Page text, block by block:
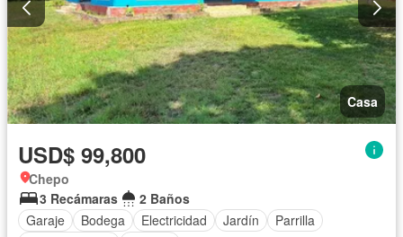
Casa
USD$ 99,800
Chepo
3 Recámaras
2 Baños
Garaje
Bodega Electricidad Jardín
Parrilla